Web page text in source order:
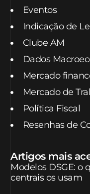
Eventos
Indicação de
Clube AM
Dados
Mercado
Mercado de
Política Fiscal
Resenhas de
Artigos mais
Modelos DSGE: o
centrais os usam